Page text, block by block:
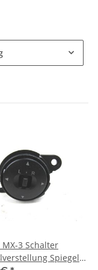
MX-3 Schalter
Spiegel